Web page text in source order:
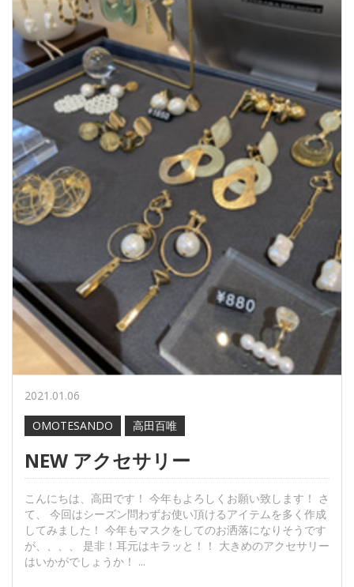
2021.01.06
OMOTESANDO
高田百唯
NEW アクセサリー
こんにちは、高田です！ 今年もよろしくお願い致します！ さ
て、 今回はシーズン問わずお使い頂けるアイテムを多く作成
してみました！ 今年もマスクをしてのお洒落になりそうです
が、、、、 是非！耳元はキラッと！！ 大きめのアクセサリー
はいかがでしょうか！ ...